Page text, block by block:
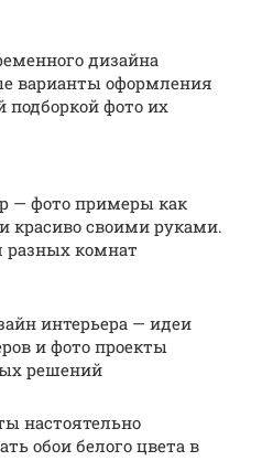
дизайна
варианты оформления
подборкой фото их
— фото примеры как
красиво своими руками.
комнат
интерьера — идеи
и фото проекты
решений
настоятельно
обои белого цвета в